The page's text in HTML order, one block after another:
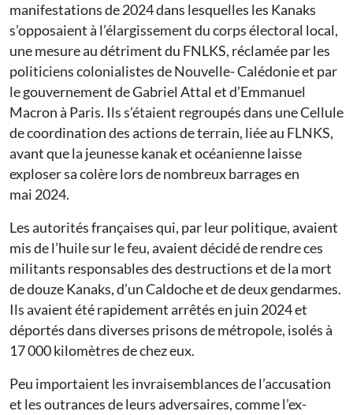
manifestations de 2024 dans lesquelles les Kanaks
s’opposaient à l’élargissement du corps électoral local,
une mesure au détriment du FNLKS, réclamée par les
politiciens colonialistes de Nouvelle- Calédonie et par
le gouvernement de Gabriel Attal et d’Emmanuel
Macron à Paris. Ils s’étaient regroupés dans une Cellule
de coordination des actions de terrain, liée au FLNKS,
avant que la jeunesse kanak et océanienne laisse
exploser sa colère lors de nombreux barrages en
mai 2024.
Les autorités françaises qui, par leur politique, avaient
mis de l’huile sur le feu, avaient décidé de rendre ces
militants responsables des destructions et de la mort
de douze Kanaks, d’un Caldoche et de deux gendarmes.
Ils avaient été rapidement arrêtés en juin 2024 et
déportés dans diverses prisons de métropole, isolés à
17 000 kilomètres de chez eux.
Peu importaient les invraisemblances de l’accusation
et les outrances de leurs adversaires, comme l’ex-